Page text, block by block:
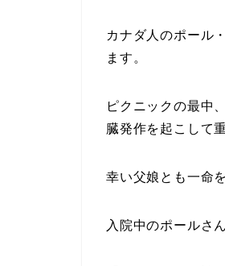
カナダ人のポール
ます。
ピクニックの最中
臓発作を起こして
幸い父娘とも一命
入院中のポールさ